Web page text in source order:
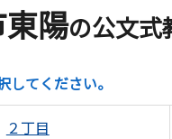
陽の公文式
してください。
２丁目